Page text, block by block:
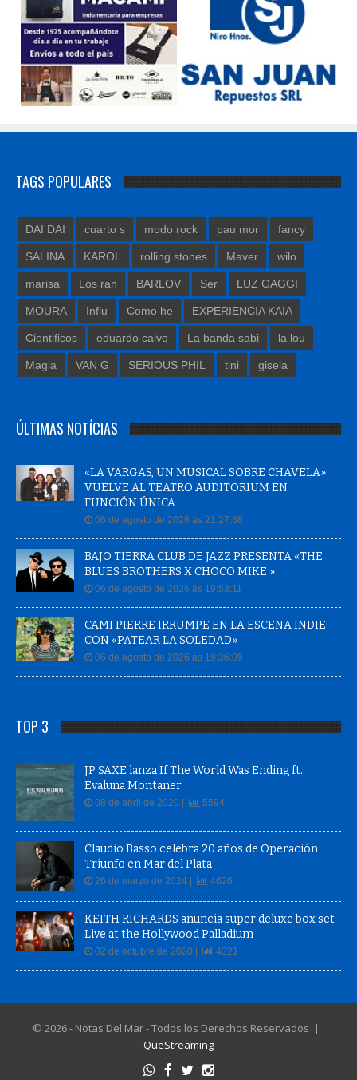
TAGS POPULARES
DAI DAI cuarto s modo rock pau mor fancy
SALINA KAROL rolling stones Maver wilo
marisa Los ran BARLOV Ser LUZ GAGGI
MOURA Influ Como he EXPERIENCIA KAIA
Cientificos eduardo calvo La banda sabi la lou
Magia VAN G SERIOUS PHIL tini gisela
ÚLTIMAS NOTÍCIAS
«LA VARGAS, UN MUSICAL SOBRE CHAVELA»
VUELVE AL TEATRO AUDITORIUM EN
FUNCIÓN ÚNICA
06 de agosto de 2026 às 21:27:58
BAJO TIERRA CLUB DE JAZZ PRESENTA «THE
BLUES BROTHERS X CHOCO MIKE »
06 de agosto de 2026 às 19:53:11
CAMI PIERRE IRRUMPE EN LA ESCENA INDIE
CON «PATEAR LA SOLEDAD»
06 de agosto de 2026 às 19:36:09
TOP 3
JP SAXE lanza If The World Was Ending ft.
Evaluna Montaner
08 de abril de 2020 | 5594
Claudio Basso celebra 20 años de Operación
Triunfo en Mar del Plata
26 de marzo de 2024 | 4626
KEITH RICHARDS anuncia super deluxe box set
Live at the Hollywood Palladium
02 de octubre de 2020 | 4321
© 2026 - Notas Del Mar - Todos los Derechos Reservados |
QueStreaming